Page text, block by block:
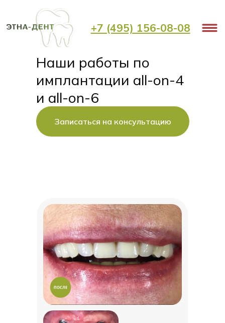
+7 (495) 156-08-08
Наши работы по имплантации all-on-4 и all-on-6
Наши работы по
имплантации all-on-4
и all-on-6
Записаться на консультацию